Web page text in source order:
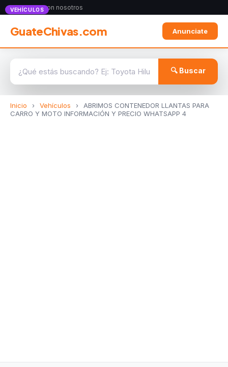
Anunciate con nosotros
GuateChivas.com Anunciate
🔍 Buscar
Inicio › Vehículos ›
ABRIMOS CONTENEDOR LLANTAS PARA
CARRO Y MOTO INFORMACIÓN Y PRECIO WHATSAPP 4
VEHÍCULOS